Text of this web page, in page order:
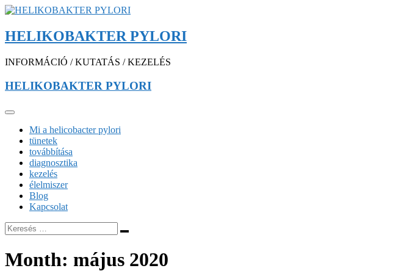
HELIKOBAKTER PYLORI
INFORMÁCIÓ / KUTATÁS / KEZELÉS
HELIKOBAKTER PYLORI
Mi a helicobacter pylori
tünetek
továbbítása
diagnosztika
kezelés
élelmiszer
Blog
Kapcsolat
Month: május 2020